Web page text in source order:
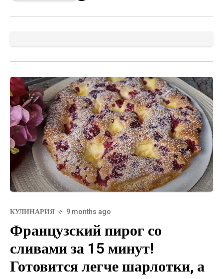
КУЛИНАРИЯ 9 months ago
Французский пирог со
сливами за 15 минут!
Готовится легче шарлотки, а